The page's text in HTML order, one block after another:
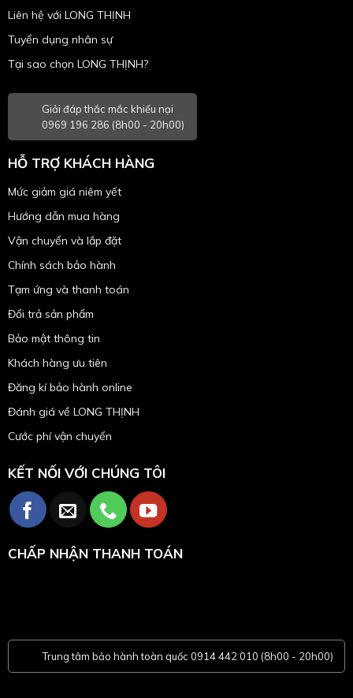
Liên hệ với LONG THỊNH
Tuyển dụng nhân sự
Tại sao chọn LONG THỊNH?
Giải đáp thắc mắc khiếu nại
0969 196 286 (8h00 - 20h00)
HỖ TRỢ KHÁCH HÀNG
Mức giảm giá niêm yết
Hướng dẫn mua hàng
Vận chuyển và lắp đặt
Chính sách bảo hành
Tạm ứng và thanh toán
Đổi trả sản phẩm
Bảo mật thông tin
Khách hàng ưu tiên
Đăng kí bảo hành online
Đánh giá về LONG THỊNH
Cước phí vận chuyển
KẾT NỐI VỚI CHÚNG TÔI
CHẤP NHẬN THANH TOÁN
Trung tâm bảo hành toàn quốc 0914 442 010 (8h00 - 20h00)